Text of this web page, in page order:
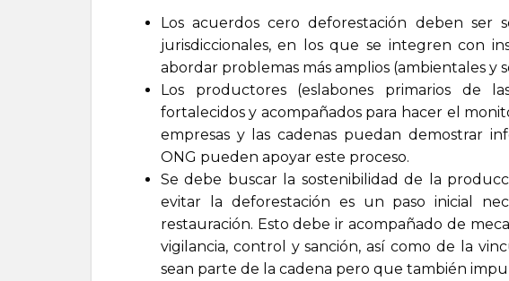
Los acuerdos cero deforestación deben ser
jurisdiccionales, en los que se integren con
abordar problemas más amplios (ambientales y
Los productores (eslabones primarios de
fortalecidos y acompañados para hacer el
empresas y las cadenas puedan demostrar
ONG pueden apoyar este proceso.
Se debe buscar la sostenibilidad de la
evitar la deforestación es un paso inicial
restauración. Esto debe ir acompañado de
vigilancia, control y sanción, así como de la
sean parte de la cadena pero que también